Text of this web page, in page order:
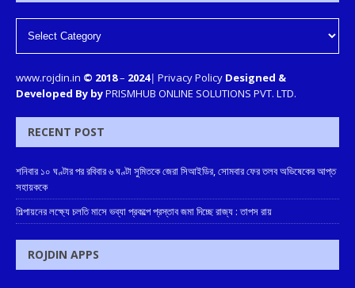
www.rojdin.in © 2018– 2024| Privacy Policy Designed &
Developed By byPRISMHUB ONLINE SOLUTIONS PVT. LTD.
RECENT POST
শনিবার ১০ ঘণ্টার পর রবিবার ৬ ঘণ্টা সুমিতকে জেরা সিআইডির, সোমবার ফের তলব অভিষেকের আপ্ত
সহায়ককে
শিল্পায়নের লক্ষ্যে চলতি মাসে ভব্যা প্রকল্পে প্রস্তাব জমা দিচ্ছে রাজ্য : তাপস রায়
ROJDIN APPS